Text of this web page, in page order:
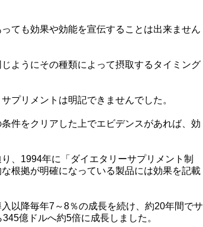
ても効果や効能を宣伝することは出来ません
ようにその種類によって摂取するタイミング
プリメントは明記できませんでした。
件をクリアした上でエビデンスがあれば、効
、1994年に「ダイエタリーサプリメント制
根拠が明確になっている製品には効果を記載
以降毎年7～8％の成長を続け、約20年間でサ
億ドルへ約5倍に成長しました。